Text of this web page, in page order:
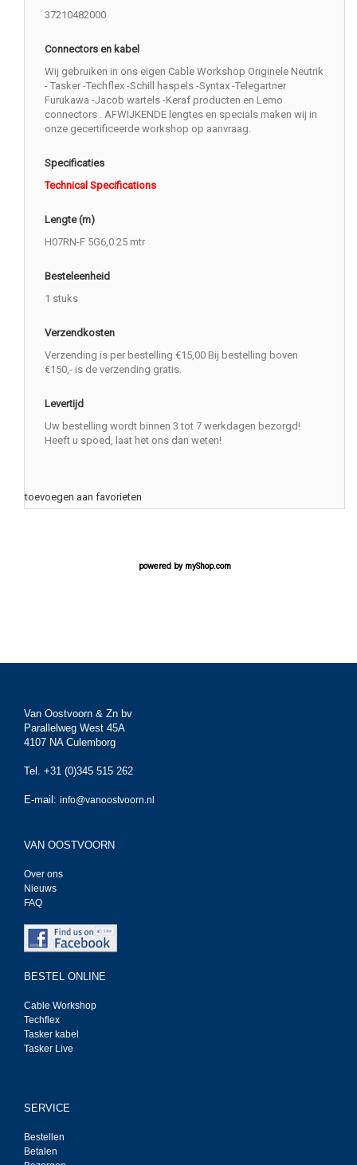
37210482000
Connectors en kabel
Wij gebruiken in ons eigen Cable Workshop Originele Neutrik
- Tasker -Techflex -Schill haspels -Syntax -Telegartner
Furukawa -Jacob wartels -Keraf producten en Lemo
connectors . AFWIJKENDE lengtes en specials maken wij in
onze gecertificeerde workshop op aanvraag.
Specificaties
Technical Specifications
Lengte (m)
H07RN-F 5G6,0 25 mtr
Besteleenheid
1 stuks
Verzendkosten
Verzending is per bestelling €15,00 Bij bestelling boven
€150,- is de verzending gratis.
Levertijd
Uw bestelling wordt binnen 3 tot 7 werkdagen bezorgd!
Heeft u spoed, laat het ons dan weten!
toevoegen aan favorieten
powered by myShop.com
Van Oostvoorn & Zn bv
Parallelweg West 45A
4107 NA Culemborg
Tel. +31 (0)345 515 262
E-mail: info@vanoostvoorn.nl
VAN OOSTVOORN
Over ons
Nieuws
FAQ
BESTEL ONLINE
Cable Workshop
Techflex
Tasker kabel
Tasker Live
SERVICE
Bestellen
Betalen